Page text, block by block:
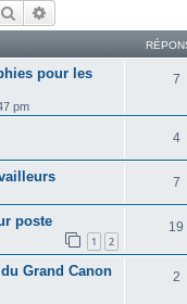
Rechercher
pour les
pm
7
4
7
poste
1 2
19
Grand Canon
2